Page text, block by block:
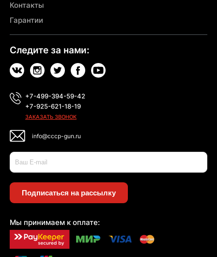
Контакты
Гарантии
Следите за нами:
+7-499-394-59-42
+7-925-621-18-19
ЗАКАЗАТЬ ЗВОНОК
info@cccp-gun.ru
Подписаться на рассылку
Мы принимаем к оплате: